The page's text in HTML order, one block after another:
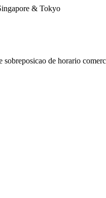
& Tokyo
sobreposicao de horario